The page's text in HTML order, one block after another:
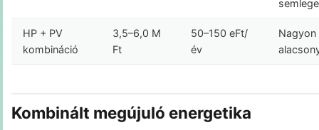
HP + PV
kombináció
3,5–6,0 M
Ft
50–150 eFt/
év
Nagyon
Kombinált megújuló energetika